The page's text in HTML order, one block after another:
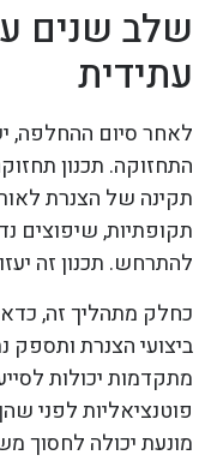
שלב שנים
עתידית
לאחר סיום ההחלפה,
התחזוקה. תכנון
תקינה של הצנרת
תקופתיות, שיפוצים
להתרחש. תכנון זה
כחלק מתהליך זה,
ביצועי הצנרת ותספק
מתקדמות יכולות לסייע
פוטנציאליות לפני
מונעת יכולה לחסוך